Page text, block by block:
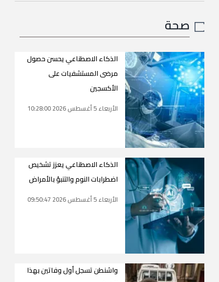
صحة
الذكاء الاصطناعي يحسن حصول
مرضى المستشفيات على
الأكسجين
الأربعاء 5 أغسطس 2026 10:28:00
الذكاء الاصطناعي يعزز تشخيص
اضطرابات النوم والتنبؤ بالأمراض
الأربعاء 5 أغسطس 2026 09:50:47
واشنطن تسجل أول وفاتين بهذا